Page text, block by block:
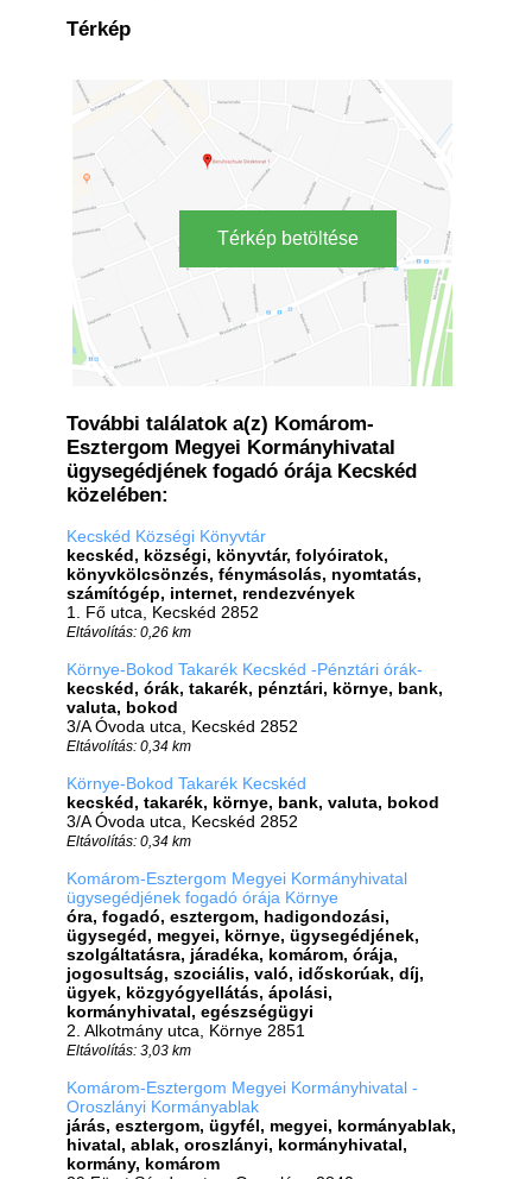
Térkép
Térkép betöltése
További találatok a(z) Komárom-
Esztergom Megyei Kormányhivatal
ügysegédjének fogadó órája Kecskéd
közelében:
Kecskéd Községi Könyvtár
kecskéd, községi, könyvtár, folyóiratok,
könyvkölcsönzés, fénymásolás, nyomtatás,
számítógép, internet, rendezvények
1. Fő utca, Kecskéd 2852
Eltávolítás: 0,26 km
Környe-Bokod Takarék Kecskéd -Pénztári órák-
kecskéd, órák, takarék, pénztári, környe, bank,
valuta, bokod
3/A Óvoda utca, Kecskéd 2852
Eltávolítás: 0,34 km
Környe-Bokod Takarék Kecskéd
kecskéd, takarék, környe, bank, valuta, bokod
3/A Óvoda utca, Kecskéd 2852
Eltávolítás: 0,34 km
Komárom-Esztergom Megyei Kormányhivatal
ügysegédjének fogadó órája Környe
óra, fogadó, esztergom, hadigondozási,
ügysegéd, megyei, környe, ügysegédjének,
szolgáltatásra, járadéka, komárom, órája,
jogosultság, szociális, való, időskorúak, díj,
ügyek, közgyógyellátás, ápolási,
kormányhivatal, egészségügyi
2. Alkotmány utca, Környe 2851
Eltávolítás: 3,03 km
Komárom-Esztergom Megyei Kormányhivatal -
Oroszlányi Kormányablak
járás, esztergom, ügyfél, megyei, kormányablak,
hivatal, ablak, oroszlányi, kormányhivatal,
kormány, komárom